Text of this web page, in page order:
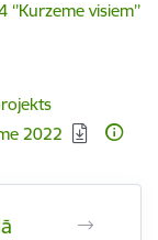
visiem’’
2022